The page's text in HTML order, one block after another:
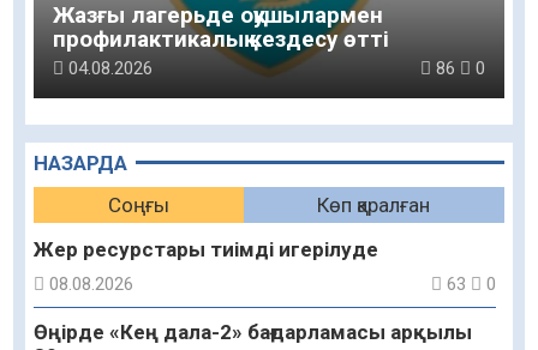
НАЗАРДА
Соңғы
Көп қаралған
Жер ресурстары тиімді игерілуде
08.08.2026 63 0
Өңірде «Кең дала-2» бағдарламасы арқылы
Жазғы лагерьде оқушылармен
профилактикалық кездесу өтті
04.08.2026 86 0